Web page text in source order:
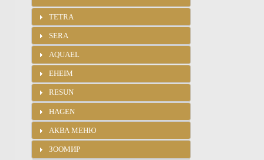
TETRA
SERA
AQUAEL
EHEIM
RESUN
HAGEN
АКВА МЕНЮ
ЗООМИР